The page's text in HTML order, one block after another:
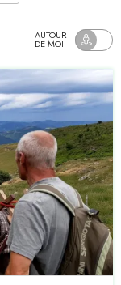
AUTOUR
DE MOI